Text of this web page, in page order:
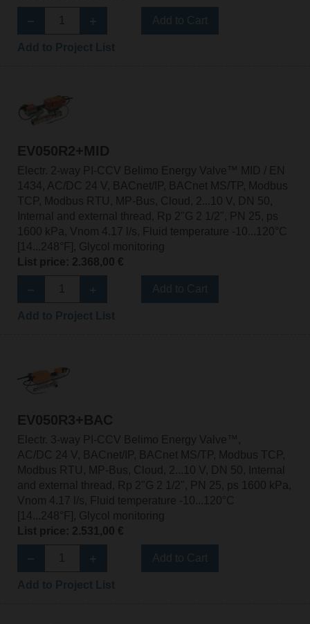
EV050R2+MID
Electr. 2-way PI-CCV Belimo Energy Valve™ MID / EN
1434, AC/DC 24 V, BACnet/IP, BACnet MS/TP, Modbus
TCP, Modbus RTU, MP-Bus, Cloud, 2...10 V, DN 50,
Internal and external thread, Rp 2"G 2 1/2", PN 25, ps
1600 kPa, Vnom 4.17 l/s, Fluid temperature -10...120°C
[14...248°F], Glycol monitoring
List price: 2.368,00 €
EV050R3+BAC
Electr. 3-way PI-CCV Belimo Energy Valve™,
AC/DC 24 V, BACnet/IP, BACnet MS/TP, Modbus TCP,
Modbus RTU, MP-Bus, Cloud, 2...10 V, DN 50, Internal
and external thread, Rp 2"G 2 1/2", PN 25, ps 1600 kPa,
Vnom 4.17 l/s, Fluid temperature -10...120°C
[14...248°F], Glycol monitoring
List price: 2.531,00 €